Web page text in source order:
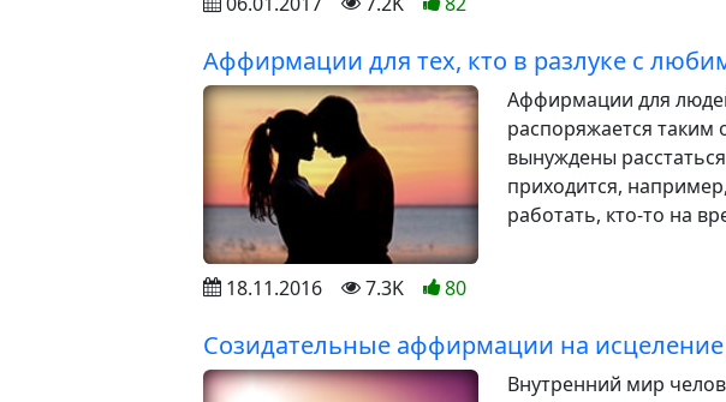
Аффирмации для тех, кто в разлуке с
Аффирмации для
распоряжается
вынуждены
приходится,
работать, кто-то на
18.11.2016 7.3K 80
Созидательные аффирмации на
Внутренний мир